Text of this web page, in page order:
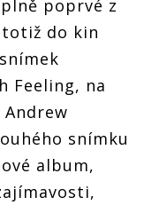
poprvé z
do kin
Feeling, na
snímku
album,